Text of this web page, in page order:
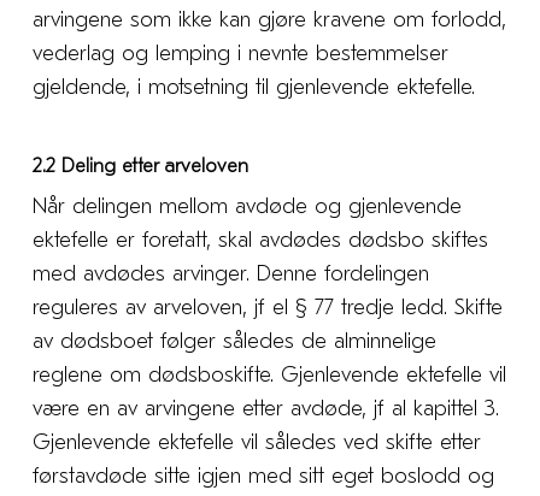
arvingene som ikke kan gjøre kravene om forlodd,
vederlag og lemping i nevnte bestemmelser
gjeldende, i motsetning til gjenlevende ektefelle.
2.2 Deling etter arveloven
Når delingen mellom avdøde og gjenlevende
ektefelle er foretatt, skal avdødes dødsbo skiftes
med avdødes arvinger. Denne fordelingen
reguleres av arveloven, jf el § 77 tredje ledd. Skifte
av dødsboet følger således de alminnelige
reglene om dødsboskifte. Gjenlevende ektefelle vil
være en av arvingene etter avdøde, jf al kapittel 3.
Gjenlevende ektefelle vil således ved skifte etter
førstavdøde sitte igjen med sitt eget boslodd og